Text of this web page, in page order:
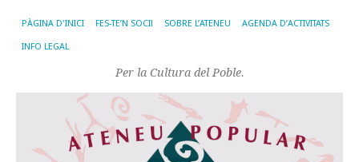
PÀGINA D'INICI FES-TE’N SOCI! SOBRE L’ATENEU AGENDA D’ACTIVITATS
INFO LEGAL
Per la Cultura del Poble.